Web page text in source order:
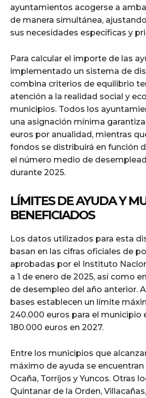
ayuntamientos acogerse a
de manera simultánea,
sus necesidades específicas y
Para calcular el importe de las
implementado un sistema de
combina criterios de equilibrio
atención a la realidad social y
municipios. Todos los
una asignación mínima
euros por anualidad, mientras
fondos se distribuirá en función
el número medio de
durante 2025.
LÍMITES DE AYUDA Y
BENEFICIADOS
Los datos utilizados para esta
basan en las cifras oficiales de
aprobadas por el Instituto
a 1 de enero de 2025, así como
de desempleo del año anterior.
bases establecen un límite
240.000 euros para el municipio
180.000 euros en 2027.
Entre los municipios que
máximo de ayuda se encuentran
Ocaña, Torrijos y Yuncos. Otras
Quintanar de la Orden,